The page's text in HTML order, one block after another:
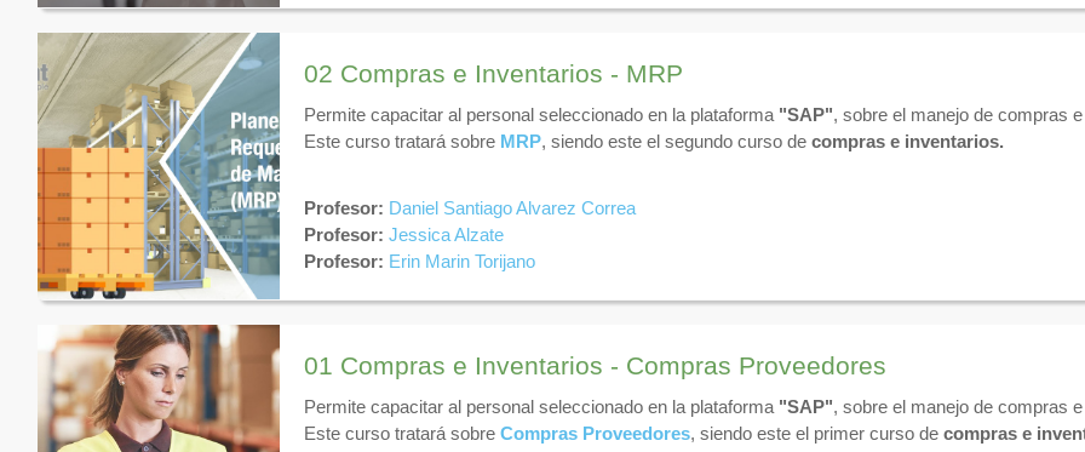
02 Compras e Inventarios - MRP
Permite capacitar al personal seleccionado en la plataforma "SAP", sobre el manejo de compras
Este curso tratará sobre MRP, siendo este el segundo curso de compras e inventarios.
Profesor: Daniel Santiago Alvarez Correa
Profesor: Jessica Alzate
Profesor: Erin Marin Torijano
01 Compras e Inventarios - Compras Proveedores
Permite capacitar al personal seleccionado en la plataforma "SAP", sobre el manejo de compras
Este curso tratará sobre Compras Proveedores, siendo este el primer curso de compras e